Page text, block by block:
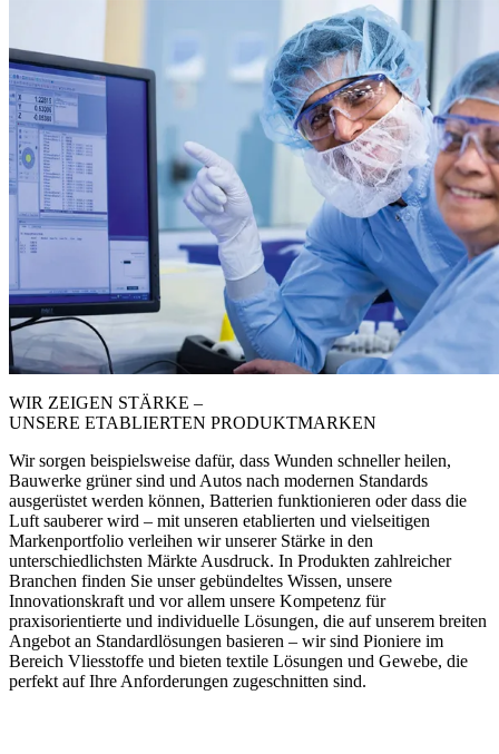
WIR ZEIGEN STÄRKE –
UNSERE ETABLIERTEN PRODUKTMARKEN
Wir sorgen beispielsweise dafür, dass Wunden schneller heilen,
Bauwerke grüner sind und Autos nach modernen Standards
ausgerüstet werden können, Batterien funktionieren oder dass die
Luft sauberer wird – mit unseren etablierten und vielseitigen
Markenportfolio verleihen wir unserer Stärke in den
unterschiedlichsten Märkte Ausdruck. In Produkten zahlreicher
Branchen finden Sie unser gebündeltes Wissen, unsere
Innovationskraft und vor allem unsere Kompetenz für
praxisorientierte und individuelle Lösungen, die auf unserem breiten
Angebot an Standardlösungen basieren – wir sind Pioniere im
Bereich Vliesstoffe und bieten textile Lösungen und Gewebe, die
perfekt auf Ihre Anforderungen zugeschnitten sind.